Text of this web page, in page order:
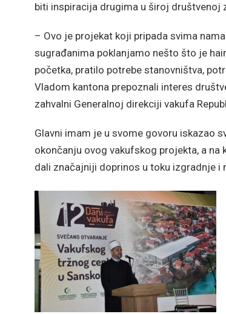
biti inspiracija drugima u široj društvenoj
– Ovo je projekat koji pripada svima
sugrađanima poklanjamo nešto što je
početka, pratilo potrebe stanovništva,
Vladom kantona prepoznali interes
zahvalni Generalnoj direkciji vakufa
Glavni imam je u svome govoru iskazao
okončanju ovog vakufskog projekta, a
dali značajniji doprinos u toku izgradnje i